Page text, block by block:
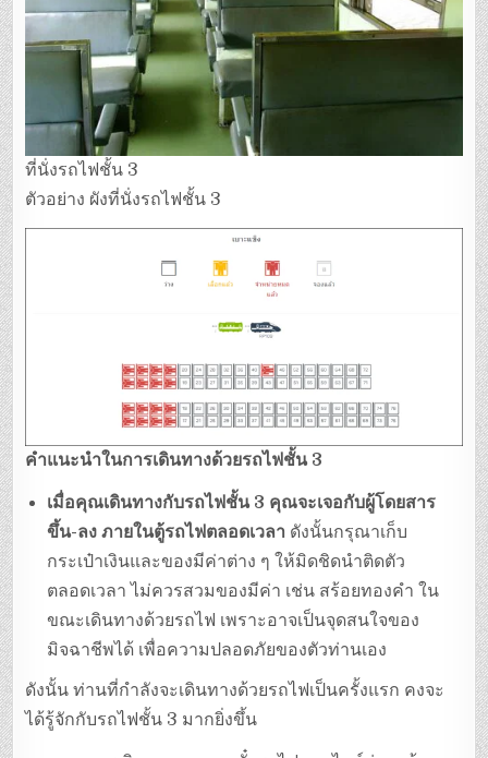
ที่นั่งรถไฟชั้น 3
ตัวอย่าง ผังที่นั่งรถไฟชั้น 3
คำแนะนำในการเดินทางด้วยรถไฟชั้น 3
เมื่อคุณเดินทางกับรถไฟชั้น 3 คุณจะเจอกับผู้โดยสาร
ขึ้น-ลง ภายในตู้รถไฟตลอดเวลา ดังนั้นกรุณาเก็บ
กระเป๋าเงินและของมีค่าต่าง ๆ ให้มิดชิดนำติดตัว
ตลอดเวลา ไม่ควรสวมของมีค่า เช่น สร้อยทองคำ ใน
ขณะเดินทางด้วยรถไฟ เพราะอาจเป็นจุดสนใจของ
มิจฉาชีพได้ เพื่อความปลอดภัยของตัวท่านเอง
ดังนั้น ท่านที่กำลังจะเดินทางด้วยรถไฟเป็นครั้งแรก คงจะ
ได้รู้จักกับรถไฟชั้น 3 มากยิ่งขึ้น